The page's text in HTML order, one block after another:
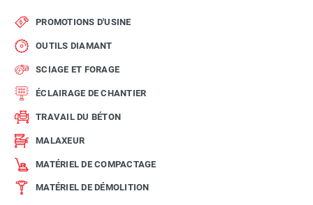
PROMOTIONS D'USINE
OUTILS DIAMANT
SCIAGE ET FORAGE
ÉCLAIRAGE DE CHANTIER
TRAVAIL DU BÉTON
MALAXEUR
MATÉRIEL DE COMPACTAGE
MATÉRIEL DE DÉMOLITION